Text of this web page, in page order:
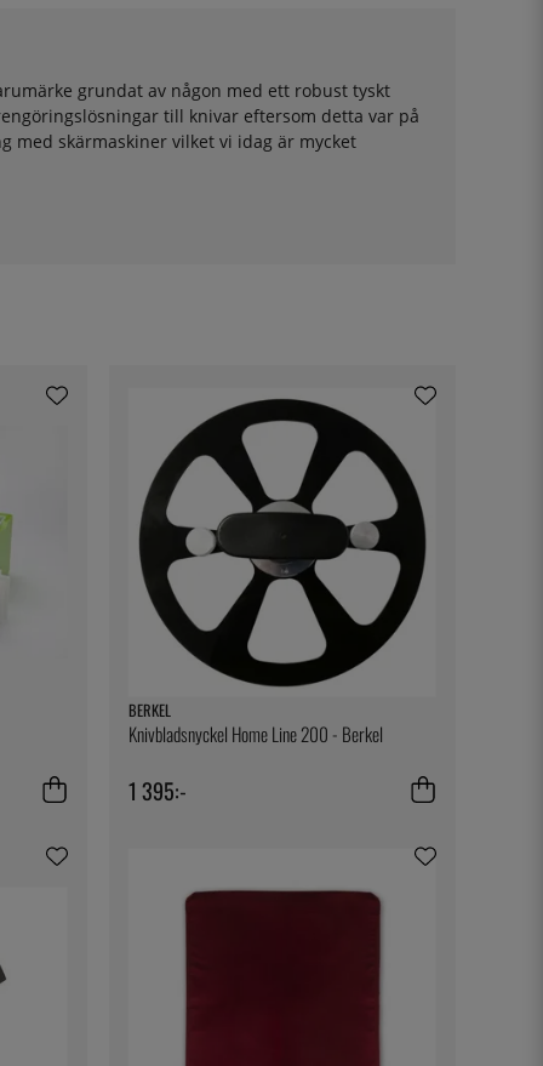
grundat av någon med ett robust tyskt
till knivar eftersom detta var på
med skärmaskiner vilket vi idag är mycket
BERKEL
Knivbladsnyckel Home Line 200 - Berkel
1 395:-